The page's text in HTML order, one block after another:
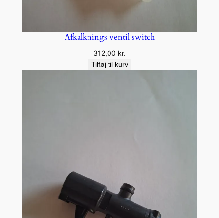
Afkalknings ventil switch
312,00 kr.
Tilføj til kurv